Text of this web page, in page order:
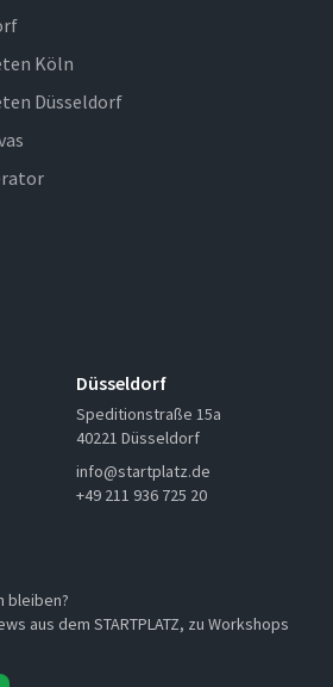
Köln
Düsseldorf
Düsseldorf
Speditionstraße 15a
40221 Düsseldorf
info@startplatz.de
+49 211 936 725 20
bleiben?
aus dem STARTPLATZ, zu Workshops